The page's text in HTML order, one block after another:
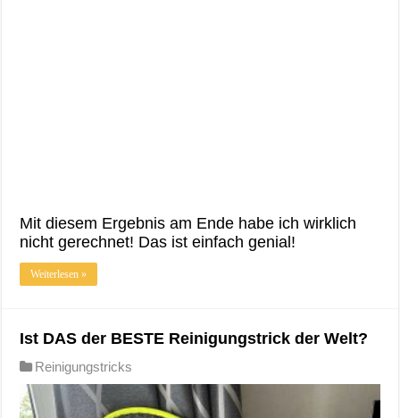
Mit diesem Ergebnis am Ende habe ich wirklich
nicht gerechnet! Das ist einfach genial!
Weiterlesen »
Ist DAS der BESTE Reinigungstrick der Welt?
Reinigungstricks